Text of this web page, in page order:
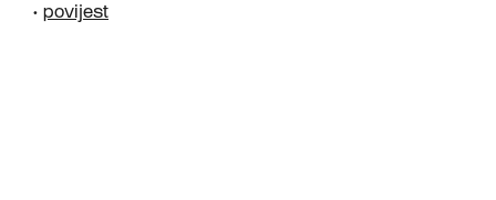
• povijest